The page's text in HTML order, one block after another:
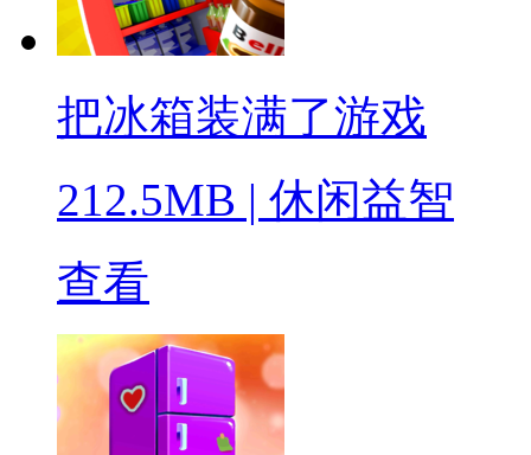
把冰箱装满了游戏
212.5MB | 休闲益智
查看